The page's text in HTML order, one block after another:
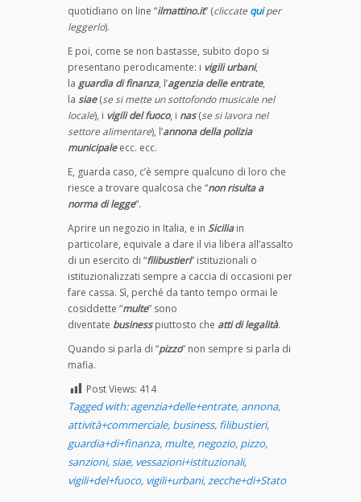
quotidiano on line “ilmattino.it” (cliccate quiper
leggerlo).
E poi, come se non bastasse, subito dopo si
presentano perodicamente: i vigili urbani,
la guardia di finanza, l’agenzia delle entrate,
la siae (se si mette un sottofondo musicale nel
locale), i vigili del fuoco, i nas (se si lavora nel
settore alimentare), l’annona della polizia
municipaleecc. ecc.
E, guarda caso, c’è sempre qualcuno di loro che
riesce a trovare qualcosa che “non risulta a
norma di legge“.
Aprire un negozio in Italia, e in Sicilia in
particolare, equivale a dare il via libera all’assalto
di un esercito di “filibustieri” istituzionali o
istituzionalizzati sempre a caccia di occasioni per
fare cassa. Sì, perché da tanto tempo ormai le
cosiddette “multe” sono
diventate business piuttosto che atti di legalità.
Quando si parla di “pizzo” non sempre si parla di
mafia.
Post Views: 414
Tagged with: agenzia+delle+entrate, annona,
attività+commerciale, business, filibustieri,
guardia+di+finanza, multe, negozio, pizzo,
sanzioni,siae, vessazioni+istituzionali,
vigili+del+fuoco, vigili+urbani,zecche+di+Stato